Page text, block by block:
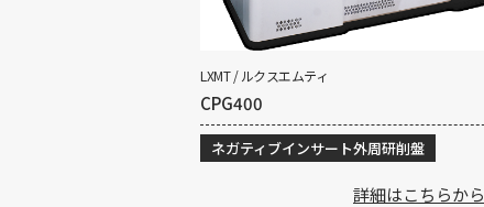
LXMT / ルクスエムティ
CPG400
ネガティブインサート外周研削盤
詳細はこちらから